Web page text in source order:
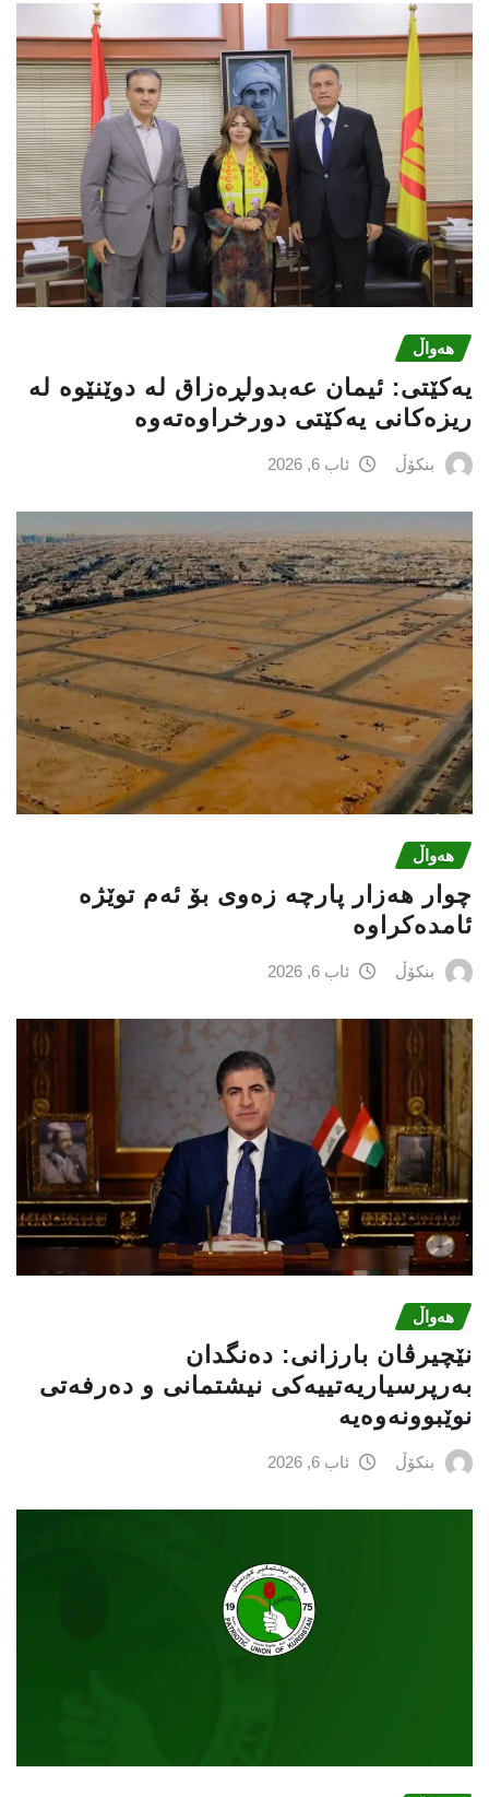
هەواڵ
یه‌كێتی: ئیمان عه‌بدولڕه‌زاق له‌ دوێنێوه‌ له‌
ریزه‌كانی یه‌كێتی دورخراوه‌ته‌وه‌
بنکۆڵ ئاب 6, 2026
هەواڵ
چوار هەزار پارچە زەوی بۆ ئەم توێژە
ئامدەکراوە
بنکۆڵ ئاب 6, 2026
هەواڵ
نێچيرڤان بارزانى: دەنگدان
بەرپرسیاريه‌تییەکی نیشتمانى و دەرفەتی
نوێبوونەوەیە
بنکۆڵ ئاب 6, 2026